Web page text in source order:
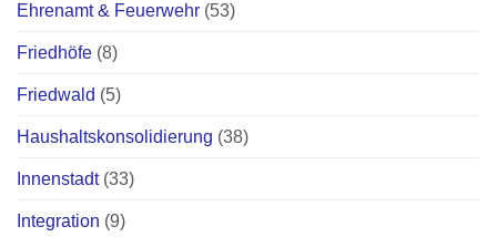
Ehrenamt & Feuerwehr (53)
Friedhöfe (8)
Friedwald (5)
Haushaltskonsolidierung (38)
Innenstadt(33)
Integration (9)